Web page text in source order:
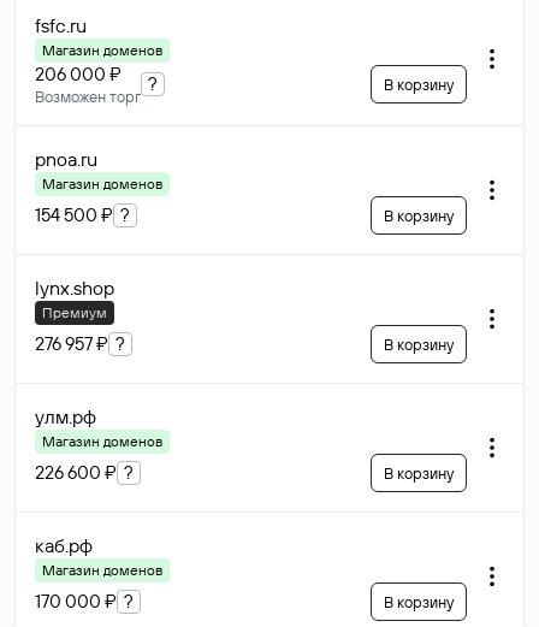
fsfc.ru
Магазин доменов
206 000 ₽
Возможен торг
? В корзину
pnoa.ru
Магазин доменов
154 500 ₽ ? В корзину
lynx.shop
Премиум
276 957 ₽ ? В корзину
улм.рф
Магазин доменов
226 600 ₽ ? В корзину
каб.рф
Магазин доменов
170 000 ₽ ? В корзину